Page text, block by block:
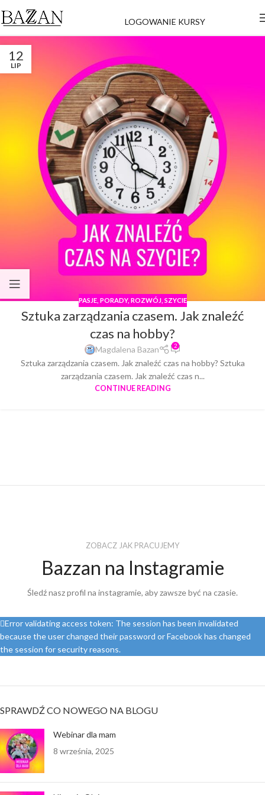
LOGOWANIE KURSY
12
LIP
PASJE, PORADY, ROZWÓJ, SZYCIE
Sztuka zarządzania czasem. Jak znaleźć
czas na hobby?
Magdalena Bazan 2
Sztuka zarządzania czasem. Jak znaleźć czas na hobby? Sztuka
zarządzania czasem. Jak znaleźć czas n...
CONTINUE READING
ZOBACZ JAK PRACUJEMY
Bazzan na Instagramie
Śledź nasz profil na instagramie, aby zawsze być na czasie.
Error validating access token: The session has been invalidated
because the user changed their password or Facebook has changed
the session for security reasons.
SPRAWDŹ CO NOWEGO NA BLOGU
Webinar dla mam
8 września, 2025